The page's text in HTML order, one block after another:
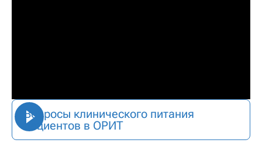
Вопросы клинического питания
пациентов в ОРИТ